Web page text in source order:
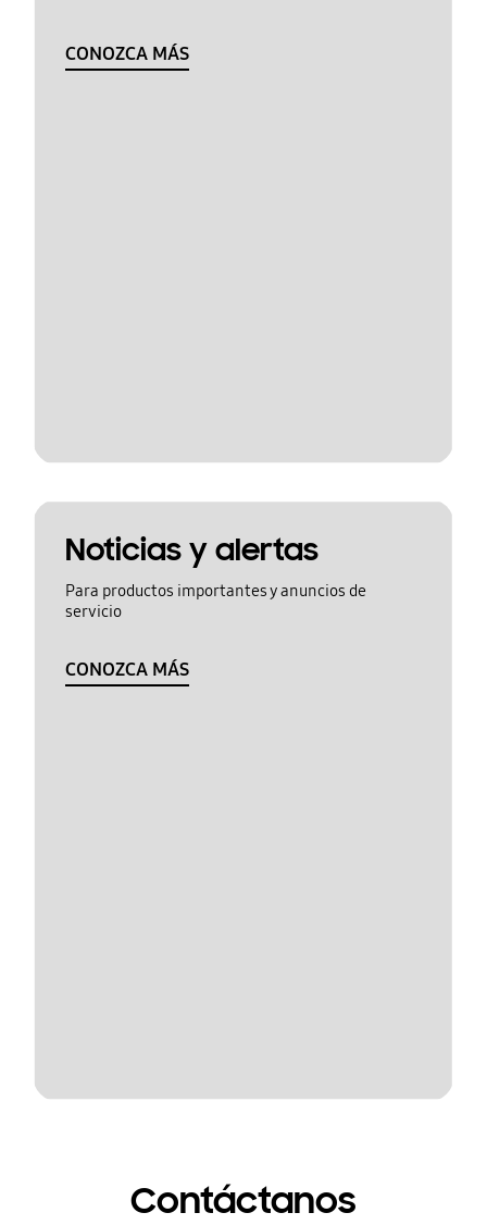
CONOZCA MÁS
Noticias y alertas
Para productos importantes y anuncios de
servicio
CONOZCA MÁS
Contáctanos